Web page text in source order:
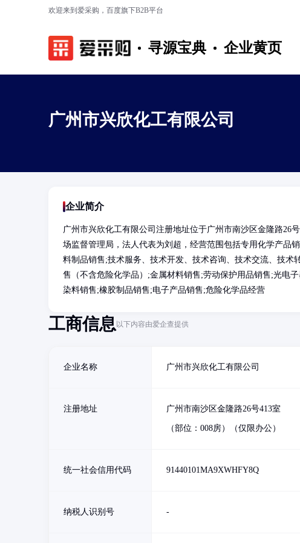
欢迎来到爱采购，百度旗下B2B平台
寻源宝典 企业黄页
广州市兴欣化工有限公司
企业简介
广州市兴欣化工有限公司注册地址位于广州市南沙区金隆路26
场监督管理局，法人代表为刘超，经营范围包括专用化学产品
料制品销售;技术服务、技术开发、技术咨询、技术交流、技
售（不含危险化学品）;金属材料销售;劳动保护用品销售;光电
染料销售;橡胶制品销售;电子产品销售;危险化学品经营
工商信息以下内容由爱企查提供
企业名称 广州市兴欣化工有限公司
注册地址 广州市南沙区金隆路26号413室
（部位：008房）（仅限办公）
统一社会信用代码 91440101MA9XWHFY8Q
纳税人识别号 -